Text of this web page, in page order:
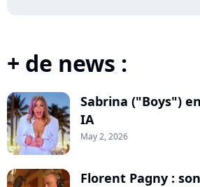
+ de news :
Sabrina ("Boys")
IA
May 2, 2026
Florent Pagny :